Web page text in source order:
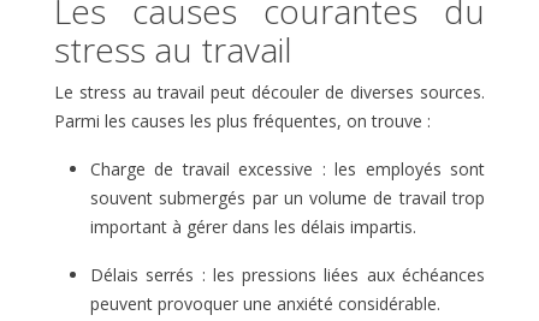
Les causes courantes du
stress au travail
Le stress au travail peut découler de diverses sources.
Parmi les causes les plus fréquentes, on trouve :
Charge de travail excessive : les employés sont
souvent submergés par un volume de travail trop
important à gérer dans les délais impartis.
Délais serrés : les pressions liées aux échéances
peuvent provoquer une anxiété considérable.